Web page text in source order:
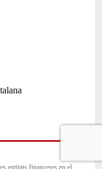
entitats financeres en el